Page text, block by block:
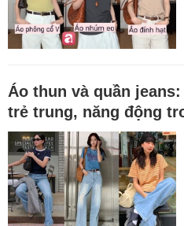
Áo thun và quần
trẻ trung, năng động